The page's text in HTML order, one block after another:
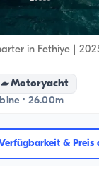
in Fethiye |
Motoryacht
· 26.00m
& Preis